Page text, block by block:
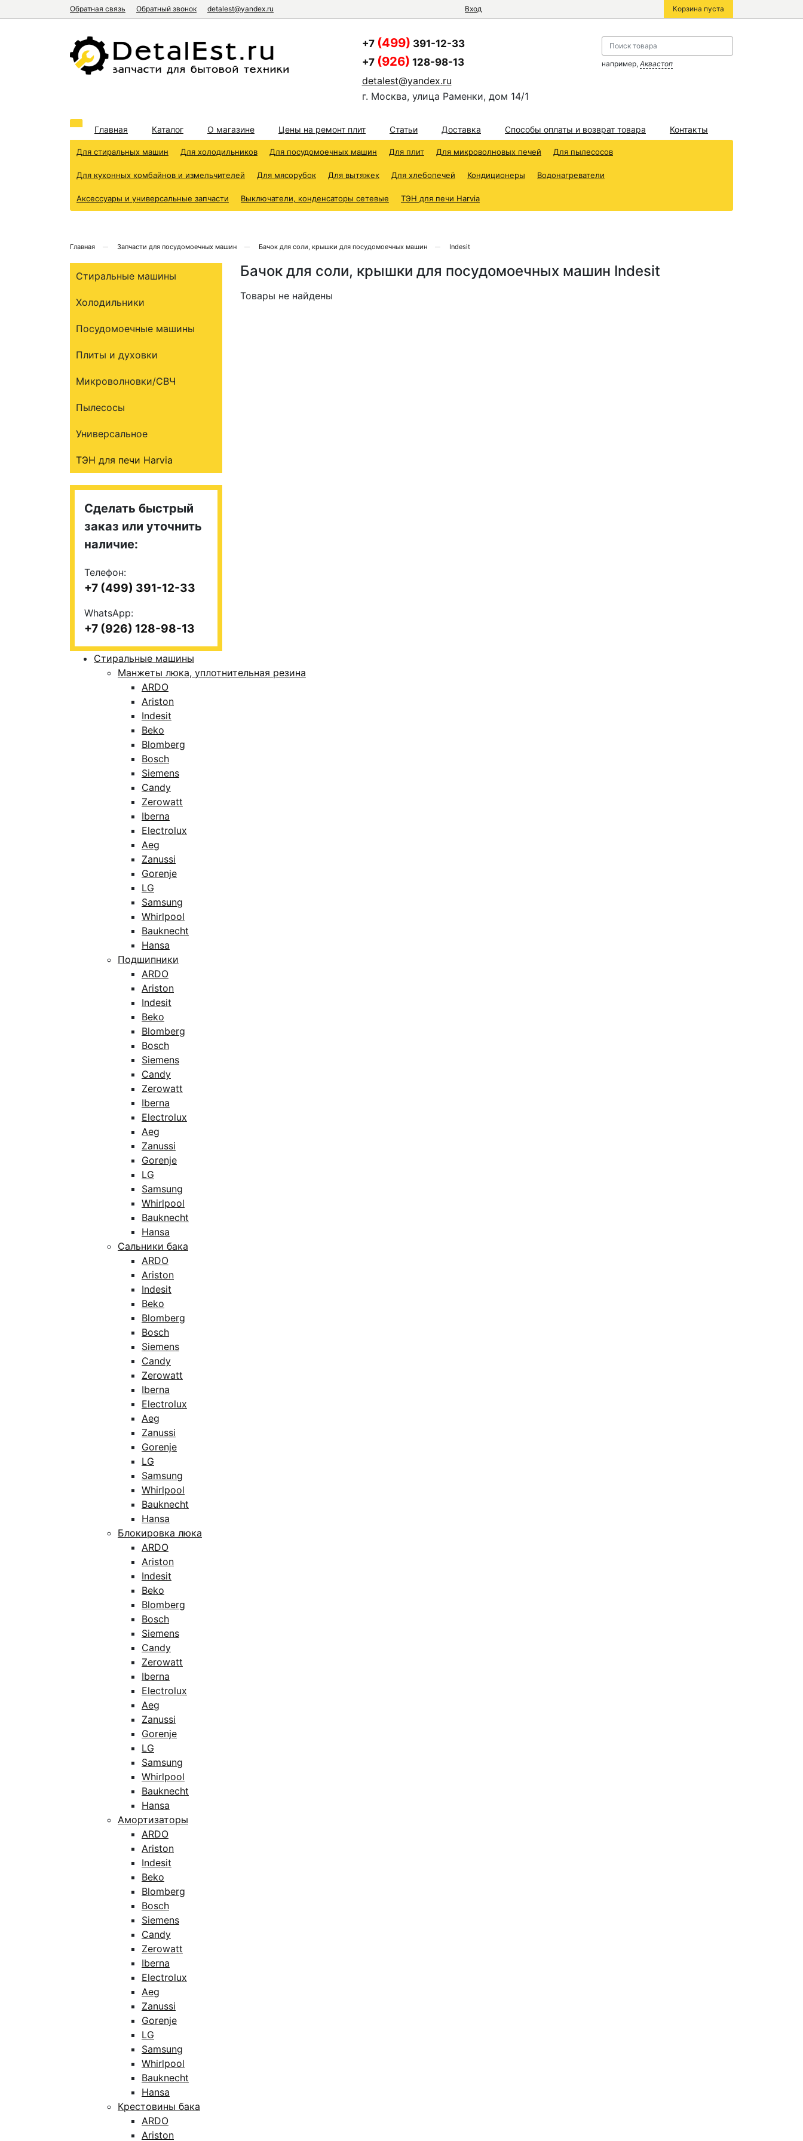
Обратная связь Обратный звонок detalest@yandex.ru Вход Корзина пуста
+7 (499) 391-12-33
+7 (926) 128-98-13
detalest@yandex.ru
г. Москва, улица Раменки, дом 14/1
например, Аквастоп
Главная Каталог О магазине Цены на ремонт плит Статьи Доставка Способы оплаты и возврат товара Контакты
Для стиральных машин Для холодильников Для посудомоечных машин Для плит Для микроволновых печей Для пылесосов
Для кухонных комбайнов и измельчителей Для мясорубок Для вытяжек Для хлебопечей Кондиционеры Водонагреватели
Аксессуары и универсальные запчасти Выключатели, конденсаторы сетевые ТЭН для печи Harvia
Главная Запчасти для посудомоечных машин Бачок для соли, крышки для посудомоечных машин Indesit
Бачок для соли, крышки для посудомоечных машин Indesit
Товары не найдены
Стиральные машины
Холодильники
Посудомоечные машины
Плиты и духовки
Микроволновки/СВЧ
Пылесосы
Универсальное
ТЭН для печи Harvia
Сделать быстрый
заказ или уточнить
наличие:
Телефон:
+7 (499) 391-12-33
WhatsApp:
+7 (926) 128-98-13
Стиральные машины
Манжеты люка, уплотнительная резина
ARDO
Ariston
Indesit
Beko
Blomberg
Bosch
Siemens
Candy
Zerowatt
Iberna
Electrolux
Aeg
Zanussi
Gorenje
LG
Samsung
Whirlpool
Bauknecht
Hansa
Подшипники
ARDO
Ariston
Indesit
Beko
Blomberg
Bosch
Siemens
Candy
Zerowatt
Iberna
Electrolux
Aeg
Zanussi
Gorenje
LG
Samsung
Whirlpool
Bauknecht
Hansa
Сальники бака
ARDO
Ariston
Indesit
Beko
Blomberg
Bosch
Siemens
Candy
Zerowatt
Iberna
Electrolux
Aeg
Zanussi
Gorenje
LG
Samsung
Whirlpool
Bauknecht
Hansa
Блокировка люка
ARDO
Ariston
Indesit
Beko
Blomberg
Bosch
Siemens
Candy
Zerowatt
Iberna
Electrolux
Aeg
Zanussi
Gorenje
LG
Samsung
Whirlpool
Bauknecht
Hansa
Амортизаторы
ARDO
Ariston
Indesit
Beko
Blomberg
Bosch
Siemens
Candy
Zerowatt
Iberna
Electrolux
Aeg
Zanussi
Gorenje
LG
Samsung
Whirlpool
Bauknecht
Hansa
Крестовины бака
ARDO
Ariston